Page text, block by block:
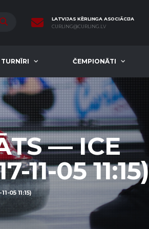
LATVIJAS KĒRLINGA ASOCIĀCIJA
CURLING@CURLING.LV
TURNĪRI ČEMPIONĀTI
— ICE
11-05 11:15)
05 11:15)